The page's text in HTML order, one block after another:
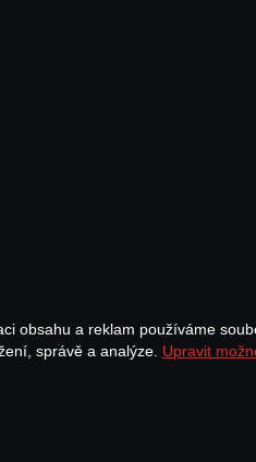
obsahu a reklam používáme
správě a analýze. Upravit